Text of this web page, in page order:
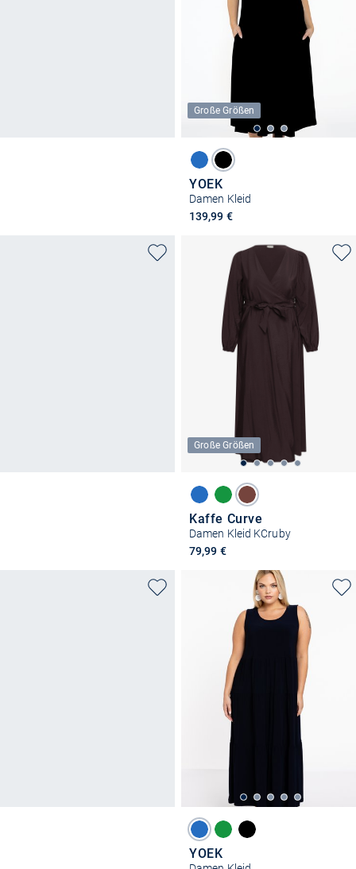
Große Größen
YOEK
Damen Kleid
139,99 €
Große Größen
Kaffe Curve
Damen Kleid KCruby
79,99 €
YOEK